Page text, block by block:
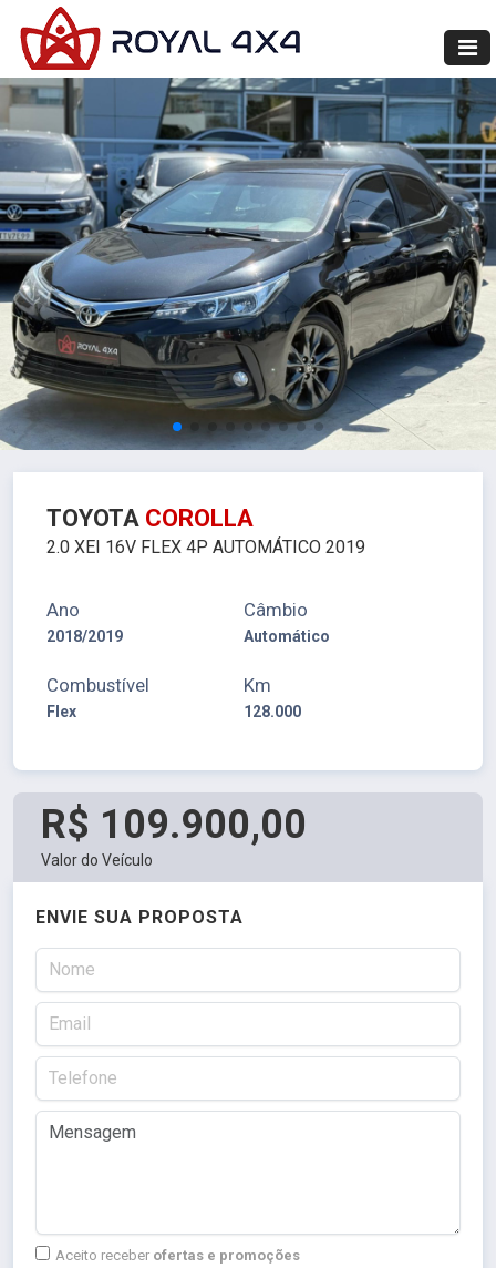
TOYOTA COROLLA
2.0 XEI 16V FLEX 4P AUTOMÁTICO 2019
Ano
2018/2019
Câmbio
Automático
Combustível
Flex
Km
128.000
R$ 109.900,00
Valor do Veículo
ENVIE SUA PROPOSTA
Aceito receber ofertas e promoções